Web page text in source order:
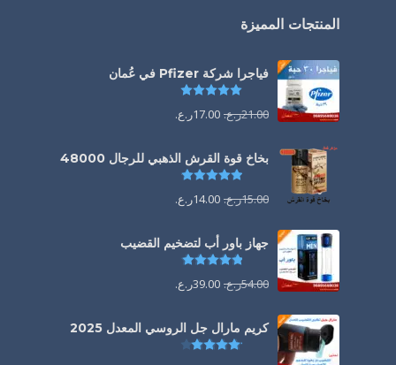
المنتجات المميزة
فياجرا شركة Pfizer في عُمان
21.00ر.ع. 17.00ر.ع.
بخاخ قوة القرش الذهبي للرجال 48000
تم التقييم
15.00ر.ع. 14.00ر.ع.
جهاز باور أب لتضخيم القضيب
تم التقييم
54.00ر.ع. 39.00ر.ع.
كريم مارال جل الروسي المعدل 2025
تم التقييم